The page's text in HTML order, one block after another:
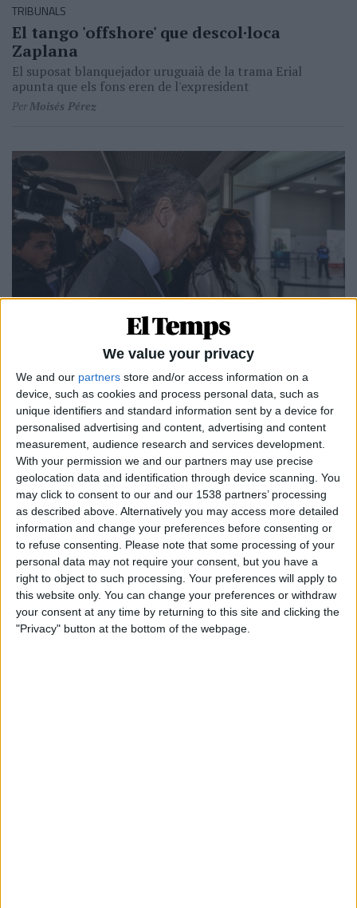
We value your privacy
We and our partners store and/or access information on a
device, such as cookies and process personal data, such as
unique identifiers and standard information sent by a device for
personalised advertising and content, advertising and content
measurement, audience research and services development.
With your permission we and our partners may use precise
geolocation data and identification through device scanning. You
may click to consent to our and our 1538 partners’ processing
as described above. Alternatively you may access more detailed
information and change your preferences before consenting or
to refuse consenting.
Please note that some processing of your
personal data may not require your consent, but you have a
right to object to such processing. Your preferences will apply to
this website only. You can change your preferences or withdraw
your consent at any time by returning to this site and clicking the
"Privacy" button at the bottom of the webpage.
TRIBUNALS
El tango 'offshore' que descol·loca
Zaplana
El suposat blanquejador uruguaià de la trama Erial
apunta que els fons eren de l'expresident
PerMoisés Pérez
TRIBUNALS
Zaplana, a la cua
L'expresident tira balons fora davant del jutge pendent
de possibles confessions que l'incriminen
PerMoisés Pérez